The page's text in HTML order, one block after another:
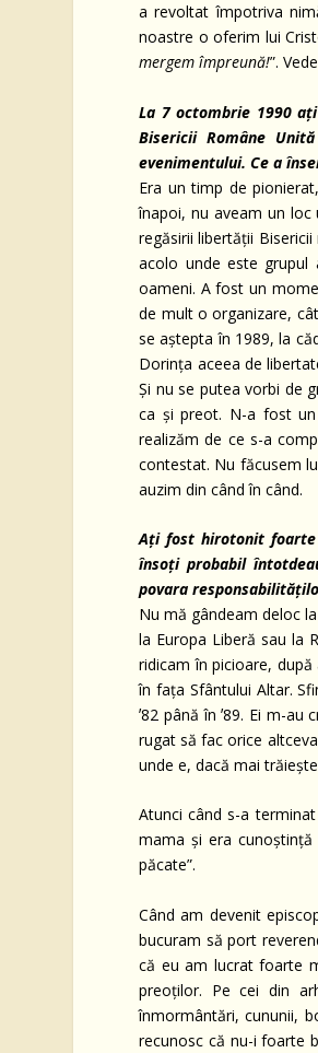
a revoltat împotriva
noastre o oferim lui
mergem împreună!”.
La 7 octombrie 1990
Bisericii Române
evenimentului. Ce a
Era un timp de
înapoi, nu aveam un loc
regăsirii libertății
acolo unde este grupul
oameni. A fost un
de mult o organizare,
se aștepta în 1989, la
Dorința aceea de
Și nu se putea vorbi de
ca și preot. N-a fost
realizăm de ce s-a
contestat. Nu făcusem
auzim din când în când.
Ați fost hirotonit foarte
însoți probabil
povara
Nu mă gândeam deloc
la Europa Liberă sau la
ridicam în picioare,
în fața Sfântului Altar.
ʼ82 până în ʼ89. Ei m-
rugat să fac orice
unde e, dacă mai
Atunci când s-a
mama și era cunoștință
păcate”.
Când am devenit
bucuram să port
că eu am lucrat foarte
preoților. Pe cei din
înmormântări, cununii,
recunosc că nu-i foarte